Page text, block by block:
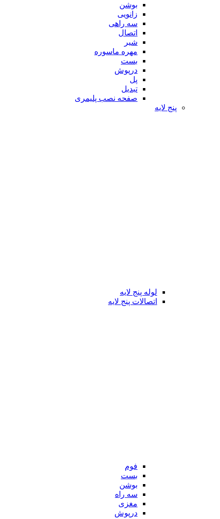
بوشن
زانویی
سه راهی
اتصال
شیر
مهره ماسوره
بست
درپوش
پل
تبدیل
صفحه نصب پلیمری
پنج لایه
لوله پنج لایه
اتصالات پنج لایه
فوم
بست
بوشن
سه راه
مغزی
درپوش